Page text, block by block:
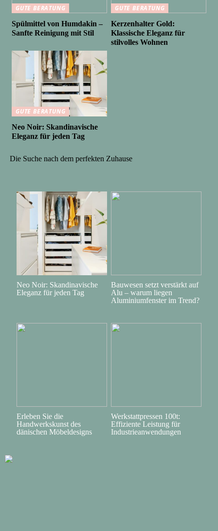
GUTE BERATUNG
Spülmittel von Humdakin –
Sanfte Reinigung mit Stil
GUTE BERATUNG
Kerzenhalter Gold:
Klassische Eleganz für
stilvolles Wohnen
GUTE BERATUNG
Neo Noir: Skandinavische
Eleganz für jeden Tag
Die Suche nach dem perfekten Zuhause
Neo Noir: Skandinavische
Eleganz für jeden Tag
Bauwesen setzt verstärkt auf
Alu – warum liegen
Aluminiumfenster im Trend?
Erleben Sie die
Handwerkskunst des
dänischen Möbeldesigns
Werkstattpressen 100t:
Effiziente Leistung für
Industrieanwendungen